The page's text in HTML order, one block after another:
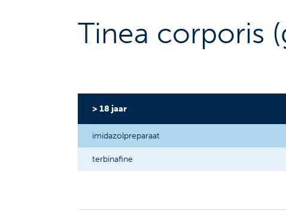
Tinea corporis
> 18 jaar
imidazolpreparaat
terbinafine